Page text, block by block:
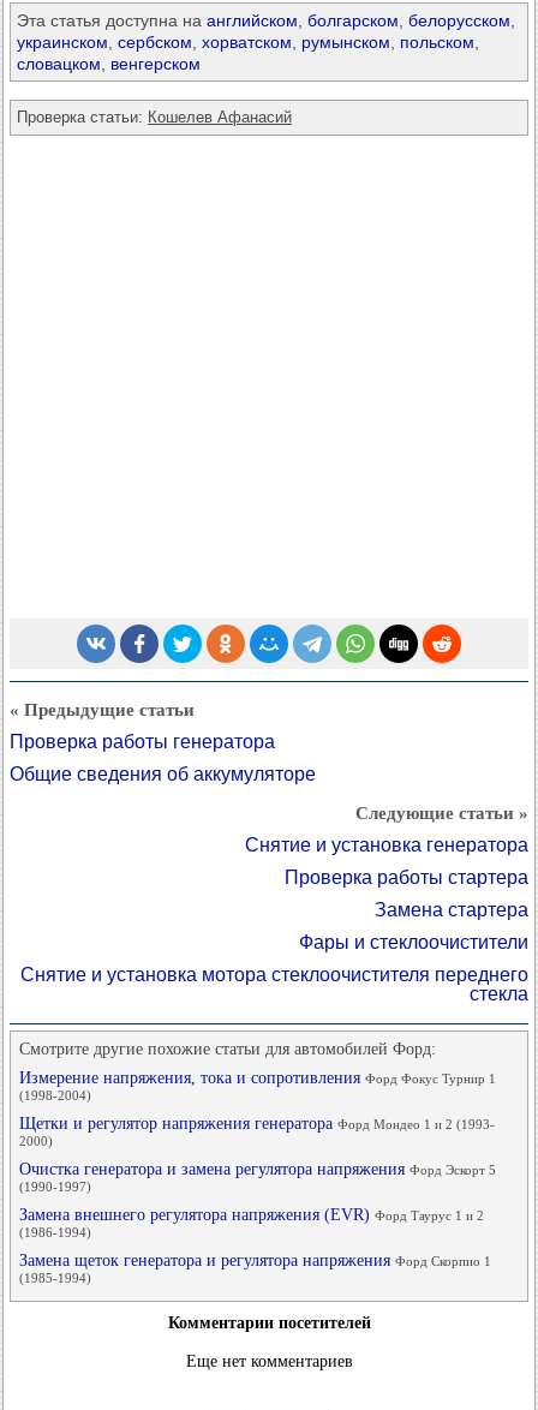
Эта статья доступна на английском болгарском белорусском
украинском сербском хорватском румынском польском
словацком
венгерском
Проверка статьи: Кошелев Афанасий
« Предыдущие статьи
Проверка работы генератора
Общие сведения об аккумуляторе
Следующие статьи »
Снятие и установка генератора
Проверка работы стартера
Замена стартера
Фары и стеклоочистители
Снятие и установка мотора стеклоочистителя переднего
стекла
Смотрите другие похожие статьи для автомобилей Форд:
Измерение напряжения, тока и сопротивления Форд Фокус Турнир 1
(1998-2004)
Щетки и регулятор напряжения генератора Форд Мондео 1 и 2 (1993-
2000)
Очистка генератора и замена регулятора напряжения Форд Эскорт 5
(1990-1997)
Замена внешнего регулятора напряжения (EVR) Форд Таурус 1 и 2
(1986-1994)
Замена щеток генератора и регулятора напряжения Форд Скорпио 1
(1985-1994)
Комментарии посетителей
Еще нет комментариев